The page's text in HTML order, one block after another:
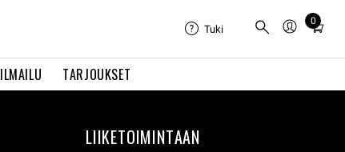
ILMAILU TARJOUKSET
Tuki
0
Total
cart:
LIIKETOIMINTAAN